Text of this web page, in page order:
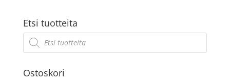
Etsi tuotteita
Products
search
Ostoskori